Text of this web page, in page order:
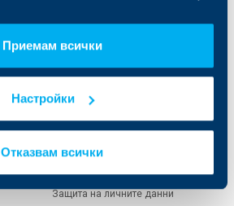
Приемам всички
Настройки
Отказвам всички
ОББ Пенсионно осигуряване
ОББ Асет мениджмънт
Продажба на имоти
Условия за ползване на сайта
Бисквитки
Защита на личните данни